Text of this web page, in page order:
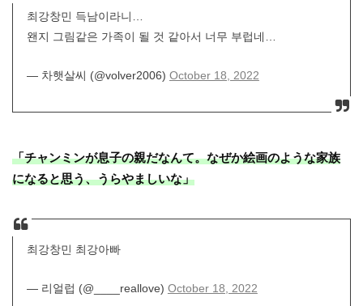
최강창민 득남이라니…
왠지 그림같은 가족이 될 것 같아서 너무 부럽네…
— 차햇살씨 (@volver2006) October 18, 2022
「チャンミンが息子の親だなんて。なぜか絵画のような家族
になると思う、うらやましいな」
최강창민 최강아빠
— 리얼럽 (@____reallove) October 18, 2022